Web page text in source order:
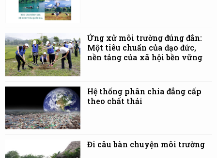
Ứng xử môi trường đúng đắn:
Một tiêu chuẩn của đạo đức,
nền tảng của xã hội bền vững
Hệ thống phân chia đẳng cấp
theo chất thải
Đi câu bàn chuyện môi trường